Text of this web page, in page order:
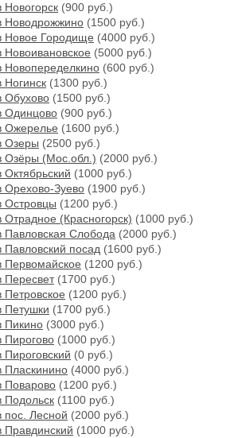
Новогорск (900 руб.)
Новодрожжино (1500 руб.)
Новое Городище (4000 руб.)
Новоивановское (5000 руб.)
Новопеределкино (600 руб.)
Ногинск (1300 руб.)
Обухово (1500 руб.)
Одинцово (900 руб.)
Ожерелье (1600 руб.)
Озеры (2500 руб.)
Озёры (Мос.обл.) (2000 руб.)
Октябрьский (1000 руб.)
Орехово-Зуево (1900 руб.)
Островцы (1200 руб.)
Отрадное (Красногорск) (1000 руб.)
Павловская Слобода (2000 руб.)
Павловский посад (1600 руб.)
Первомайское (1200 руб.)
Пересвет(1700 руб.)
Петровское (1200 руб.)
Петушки (1700 руб.)
Пикино (3000 руб.)
Пирогово (1000 руб.)
Пироговский (0 руб.)
Пласкинино (4000 руб.)
Поварово (1200 руб.)
Подольск (1100 руб.)
пос. Лесной (2000 руб.)
Правдинский (1000 руб.)